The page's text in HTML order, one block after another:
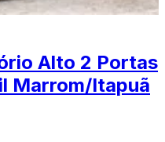
Alto 2 Portas
Marrom/Itapuã